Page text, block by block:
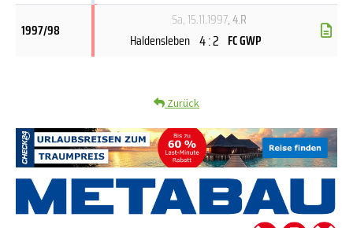
1997/98
Sa, 15.11.1997, 4.R
Haldensleben 4 : 2 FC GWP
Zurück